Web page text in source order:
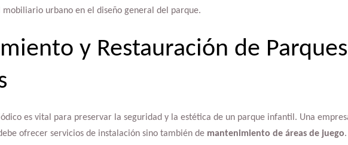
mobiliario urbano en el diseño general del parque.
y Restauración de Parques
es vital para preservar la seguridad y la estética de un parque infantil. Una
ofrecer servicios de instalación sino también de mantenimiento de áreas de juego.